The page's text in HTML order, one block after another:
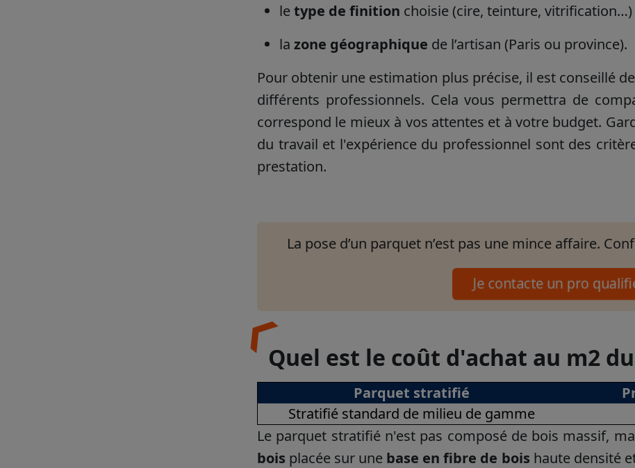
letype de finition choisie (cire, teinture, vitrification…)
la zone géographique de l’artisan (Paris ou province).
Pour obtenir une estimation plus précise, il est conseillé
différents professionnels. Cela vous permettra de
correspond le mieux à vos attentes et à votre budget.
du travail et l'expérience du professionnel sont des
prestation.
La pose d’un parquet n’est pas une mince affaire.
Je contacte un pro
Quel est le coût d'achat au m2
Parquet stratifié
Stratifié standard de milieu de gamme
Le parquet stratifié n'est pas composé de bois massif,
bois placée sur une base en fibre de bois haute densité